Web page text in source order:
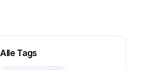
Alle Tags